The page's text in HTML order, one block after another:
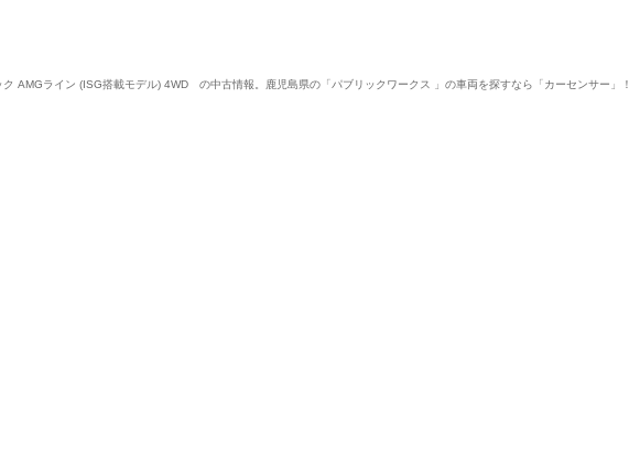
AMGライン (ISG搭載モデル) 4WD の中古情報。鹿児島県の「パブリックワークス 」の車両を探すなら「カーセンサー」！